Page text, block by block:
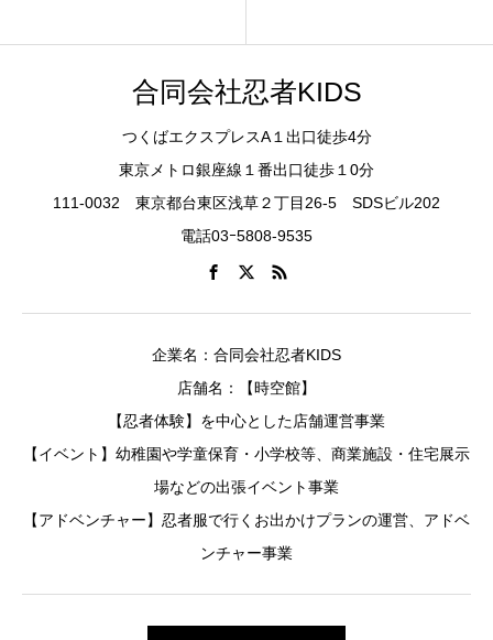
合同会社忍者KIDS
つくばエクスプレスA１出口徒歩4分
東京メトロ銀座線１番出口徒歩１0分
111-0032 東京都台東区浅草２丁目26-5 SDSビル202
電話03ｰ5808-9535
企業名：合同会社忍者KIDS
店舗名：【時空館】
【忍者体験】を中心とした店舗運営事業
【イベント】幼稚園や学童保育・小学校等、商業施設・住宅展示
場などの出張イベント事業
【アドベンチャー】忍者服で行くお出かけプランの運営、アドベ
ンチャー事業